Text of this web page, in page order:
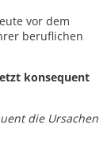
vor dem
beruflichen
konsequent
die Ursachen